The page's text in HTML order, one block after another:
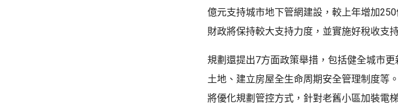
億元支持城市地下管網建設，較上年增加
財政將保持較大支持力度，並實施好稅收支
規劃還提出7方面政策舉措，包括健全城市
土地、建立房屋全生命周期安全管理制度等
將優化規劃管控方式，針對老舊小區加裝電